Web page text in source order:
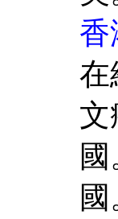
香
在
文
國